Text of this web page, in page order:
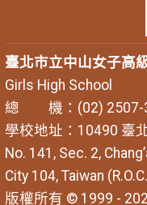
臺北市立中山女子高
Girls High School
總 機：(02) 2507-
學校地址：10490 臺
No. 141, Sec. 2,
City 104, Taiwan
版權所有 © 1999 -